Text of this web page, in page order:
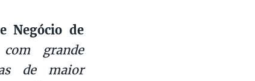
Negócio de
grande
de maior